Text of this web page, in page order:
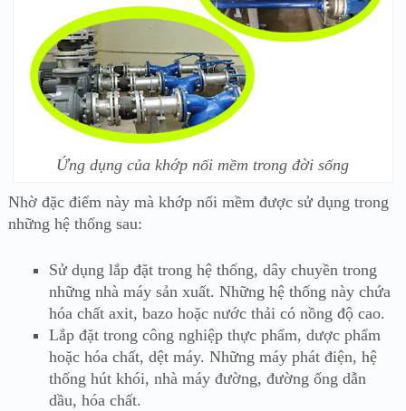
Ứng dụng của khớp nối mềm trong đời sống
Nhờ đặc điểm này mà khớp nối mềm được sử dụng trong
những hệ thống sau:
Sử dụng lắp đặt trong hệ thống, dây chuyền trong
những nhà máy sản xuất. Những hệ thống này chứa
hóa chất axit, bazo hoặc nước thải có nồng độ cao.
Lắp đặt trong công nghiệp thực phẩm, dược phẩm
hoặc hóa chất, dệt máy. Những máy phát điện, hệ
thống hút khói, nhà máy đường, đường ống dẫn
dầu, hóa chất.